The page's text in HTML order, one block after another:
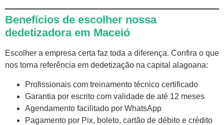
Benefícios de escolher nossa
dedetizadora em Maceió
Escolher a empresa certa faz toda a diferença. Confira o que
nos torna referência em dedetização na capital alagoana:
Profissionais com treinamento técnico certificado
Garantia por escrito com validade de até 12 meses
Agendamento facilitado por WhatsApp
Pagamento por Pix, boleto, cartão de débito e crédito